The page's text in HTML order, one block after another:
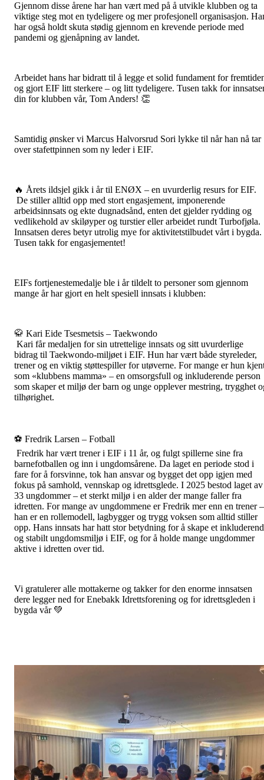
Gjennom disse årene har han vært med på å utvikle klubben og ta
viktige steg mot en tydeligere og mer profesjonell organisasjon.
har også holdt skuta stødig gjennom en krevende periode med
pandemi og gjenåpning av landet.
Arbeidet hans har bidratt til å legge et solid fundament for
og gjort EIF litt sterkere – og litt tydeligere. Tusen takk for
din for klubben vår, Tom Anders! 👏
Samtidig ønsker vi Marcus Halvorsrud Sori lykke til når han nå tar
over stafettpinnen som ny leder i EIF.
🔥 Årets ildsjel gikk i år til ENØX – en uvurderlig resurs for EIF.
De stiller alltid opp med stort engasjement, imponerende
arbeidsinnsats og ekte dugnadsånd, enten det gjelder rydding og
vedlikehold av skiløyper og turstier eller arbeidet rundt Turbofjøla.
Innsatsen deres betyr utrolig mye for aktivitetstilbudet vårt i bygda.
Tusen takk for engasjementet!
EIFs fortjenestemedalje ble i år tildelt to personer som gjennom
mange år har gjort en helt spesiell innsats i klubben:
🥋 Kari Eide Tsesmetsis – Taekwondo
Kari får medaljen for sin utrettelige innsats og sitt uvurderlige
bidrag til Taekwondo-miljøet i EIF. Hun har vært både styreleder,
trener og en viktig støttespiller for utøverne. For mange er hun
som «klubbens mamma» – en omsorgsfull og inkluderende person
som skaper et miljø der barn og unge opplever mestring, trygghet
tilhørighet.
⚽ Fredrik Larsen – Fotball
Fredrik har vært trener i EIF i 11 år, og fulgt spillerne sine fra
barnefotballen og inn i ungdomsårene. Da laget en periode stod i
fare for å forsvinne, tok han ansvar og bygget det opp igjen med
fokus på samhold, vennskap og idrettsglede. I 2025 bestod laget av
33 ungdommer – et sterkt miljø i en alder der mange faller fra
idretten. For mange av ungdommene er Fredrik mer enn en trener –
han er en rollemodell, lagbygger og trygg voksen som alltid stiller
opp. Hans innsats har hatt stor betydning for å skape et
og stabilt ungdomsmiljø i EIF, og for å holde mange ungdommer
aktive i idretten over tid.
Vi gratulerer alle mottakerne og takker for den enorme innsatsen
dere legger ned for Enebakk Idrettsforening og for idrettsgleden i
bygda vår 💚